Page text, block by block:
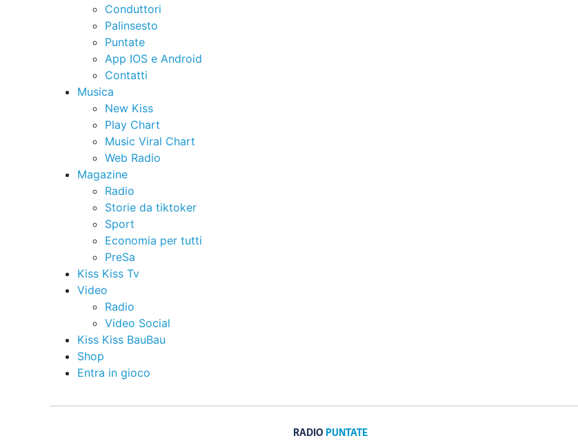
Conduttori
Palinsesto
Puntate
App IOS e Android
Contatti
Musica
New Kiss
Play Chart
Music Viral Chart
Web Radio
Magazine
Radio
Storie da tiktoker
Sport
Economia per tutti
PreSa
Kiss Kiss Tv
Video
Radio
Video Social
Kiss Kiss BauBau
Shop
Entra in gioco
RADIO PUNTATE